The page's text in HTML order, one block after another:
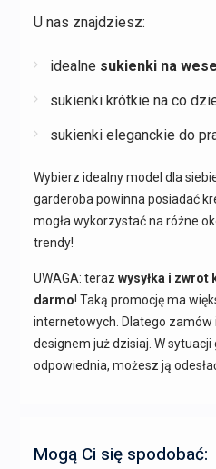
U nas znajdziesz:
idealne sukienki na
sukienki krótkie na co
sukienki eleganckie do
Wybierz idealny model dla
garderoba powinna posiadać
mogła wykorzystać na różne
trendy!
UWAGA: teraz wysyłka i zwrot
darmo! Taką promocję ma
internetowych. Dlatego zamów
designem już dzisiaj. W
odpowiednia, możesz ją
Mogą Ci się spodobać: